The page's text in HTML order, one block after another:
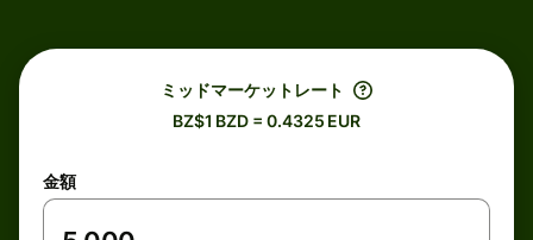
ミッドマーケットレート
BZ$1 BZD = 0.4325 EUR
金額